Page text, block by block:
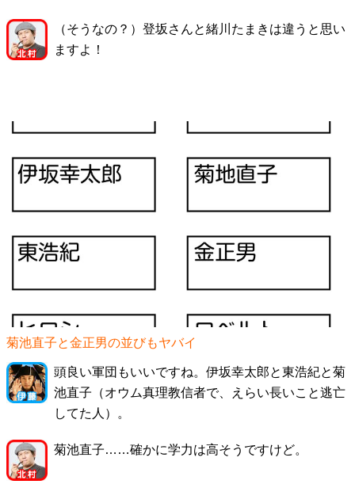
（そうなの？）登坂さんと緒川たまきは違うと思い
ますよ！
菊池直子と金正男の並びもヤバイ
頭良い軍団もいいですね。伊坂幸太郎と東浩紀と菊
池直子（オウム真理教信者で、えらい長いこと逃亡
してた人）。
菊池直子……確かに学力は高そうですけど。